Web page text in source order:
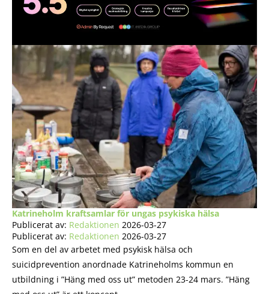
Katrineholm kraftsamlar för ungas psykiska hälsa
Publicerat av: Redaktionen 2026-03-27
Publicerat av: Redaktionen 2026-03-27
Som en del av arbetet med psykisk hälsa och
suicidprevention anordnade Katrineholms kommun en
utbildning i ”Häng med oss ut” metoden 23-24 mars. ”Häng